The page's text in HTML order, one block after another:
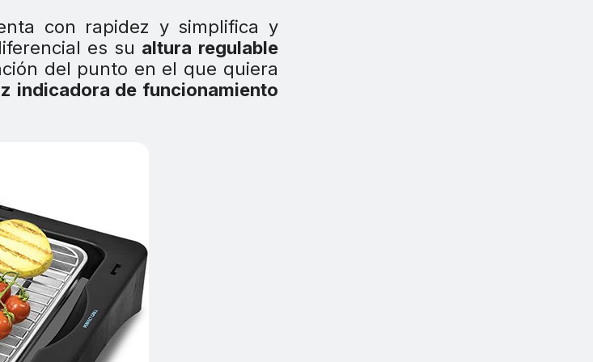
con rapidez y simplifica y
es su altura regulable
del punto en el que quiera
indicadora de funcionamiento